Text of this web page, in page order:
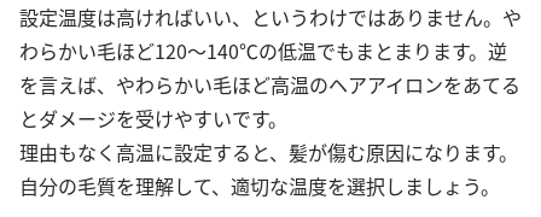
設定温度は高ければいい、というわけではありません。や
わらかい毛ほど120〜140℃の低温でもまとまります。逆
を言えば、やわらかい毛ほど高温のヘアアイロンをあてる
とダメージを受けやすいです。
理由もなく高温に設定すると、髪が傷む原因になります。
自分の毛質を理解して、適切な温度を選択しましょう。